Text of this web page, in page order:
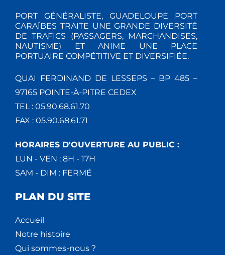
PORT GÉNÉRALISTE, GUADELOUPE PORT
CARAÏBES TRAITE UNE GRANDE DIVERSITÉ
DE TRAFICS (PASSAGERS, MARCHANDISES,
NAUTISME) ET ANIME UNE PLACE
PORTUAIRE COMPÉTITIVE ET DIVERSIFIÉE.
QUAI FERDINAND DE LESSEPS – BP 485 –
97165 POINTE-À-PITRE CEDEX
TEL : 05.90.68.61.70
FAX : 05.90.68.61.71
HORAIRES D'OUVERTURE AU PUBLIC :
LUN - VEN : 8H - 17H
SAM - DIM : FERMÉ
PLAN DU SITE
Accueil
Notre histoire
Qui sommes-nous ?